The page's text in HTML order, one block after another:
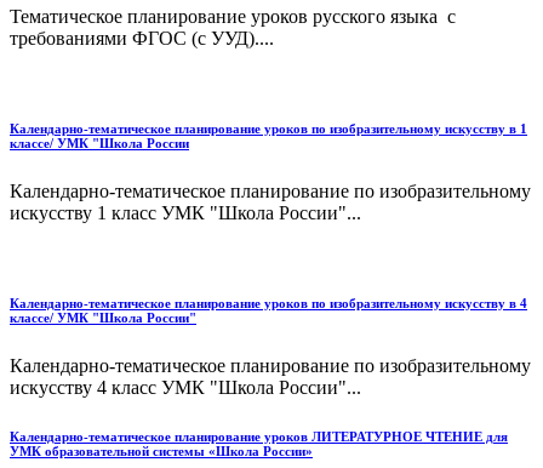
Тематическое планирование уроков русского языка с
требованиями ФГОС (с УУД)....
Календарно-тематическое планирование уроков по изобразительному искусству в 1
классе/ УМК "Школа России
Календарно-тематическое планирование по изобразительному
искусству 1 класс УМК "Школа России"...
Календарно-тематическое планирование уроков по изобразительному искусству в 4
классе/ УМК "Школа России"
Календарно-тематическое планирование по изобразительному
искусству 4 класс УМК "Школа России"...
Календарно-тематическое планирование уроков ЛИТЕРАТУРНОЕ ЧТЕНИЕ для
УМК образовательной системы «Школа России»